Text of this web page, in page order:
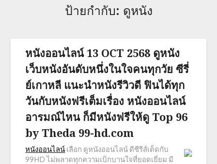
ป้ายกำกับ: ดูหนัง
หนังออนไลน์ 13 OCT 2568 ดูหนัง
เว็บหนังอันดับหนึ่งในใจคนทุกวัย ซีรี่
ย์เกาหลี แนะนำหนังรีวิวดี ฟินได้ทุก
วันกับหนังฟรีเต็มเรื่อง หนังออนไลน์
อารมณ์ไหน ก็มีหนังฟรีให้ดู Top 96
by Theda 99-hd.com
หนังออนไลน์ เลือก ดูหนังออนไลน์ ดีซีรีส์เด็ดกับ
99HD ไม่พลาดทุกความเบิกบานใจที่ยอดเยี่ยม มี